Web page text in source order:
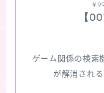
￥99
【
ゲーム関係の検索
が解消され